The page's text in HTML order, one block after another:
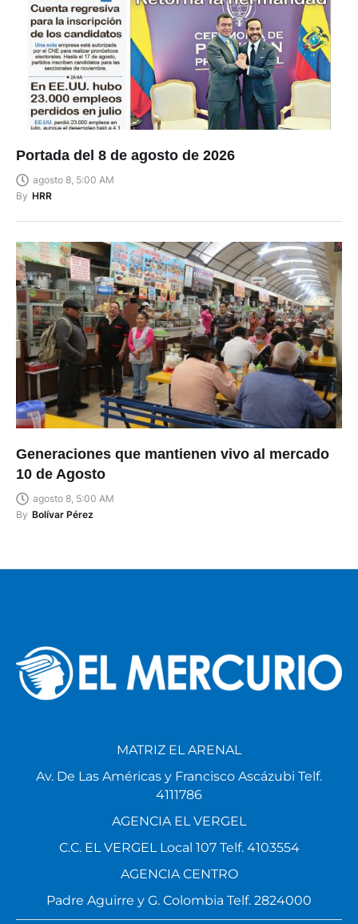
Portada del 8 de agosto de 2026
agosto 8, 5:00 AM
By HRR
Generaciones que mantienen vivo al mercado
10 de Agosto
agosto 8, 5:00 AM
By Bolívar Pérez
MATRIZ EL ARENAL
Av. De Las Américas y Francisco Ascázubi Telf.
4111786
AGENCIA EL VERGEL
C.C. EL VERGEL Local 107 Telf. 4103554
AGENCIA CENTRO
Padre Aguirre y G. Colombia Telf. 2824000